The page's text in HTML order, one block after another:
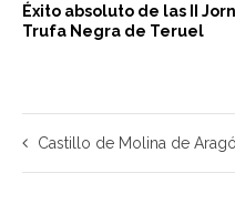
Éxito absoluto de las II
Trufa Negra de Teruel
Castillo de Molina de